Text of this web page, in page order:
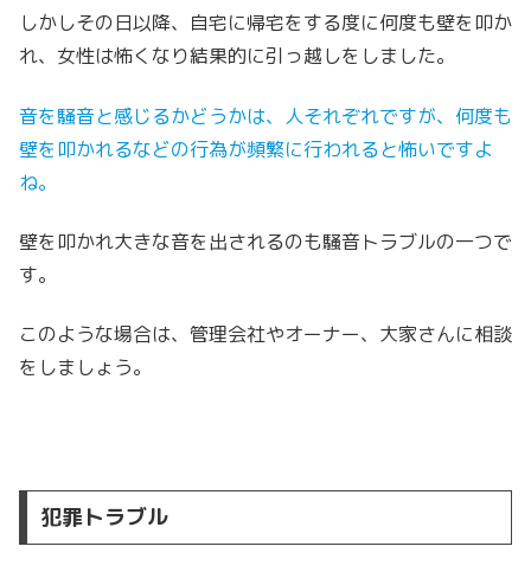
しかしその日以降、自宅に帰宅をする度に何度も壁を叩か
れ、女性は怖くなり結果的に引っ越しをしました。
音を騒音と感じるかどうかは、人それぞれですが、何度も
壁を叩かれるなどの行為が頻繁に行われると怖いですよ
ね。
壁を叩かれ大きな音を出されるのも騒音トラブルの一つで
す。
このような場合は、管理会社やオーナー、大家さんに相談
をしましょう。
犯罪トラブル